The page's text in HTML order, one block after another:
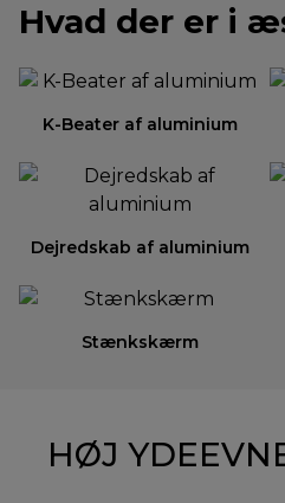
Hvad der er i
K-Beater af aluminium
Dejredskab af aluminium
Stænkskærm
HØJ